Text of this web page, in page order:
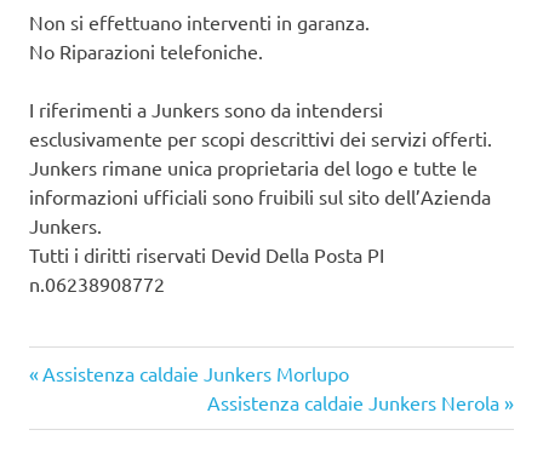
Non si effettuano interventi in garanza.
No Riparazioni telefoniche.
I riferimenti a Junkers sono da intendersi
esclusivamente per scopi descrittivi dei servizi offerti.
Junkers rimane unica proprietaria del logo e tutte le
informazioni ufficiali sono fruibili sul sito dell’Azienda
Junkers.
Tutti i diritti riservati Devid Della Posta PI
n.06238908772
Navigazione
articoli
Articolo
Assistenza caldaie Junkers Morlupo
Articolo
successivo:
Assistenza caldaie Junkers Nerola